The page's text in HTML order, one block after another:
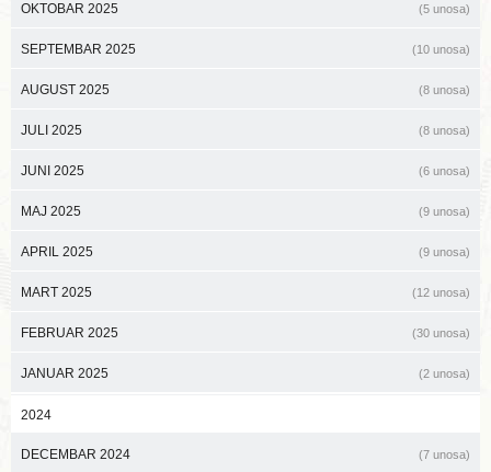
OKTOBAR 2025 (5 unosa)
SEPTEMBAR 2025 (10 unosa)
AUGUST 2025 (8 unosa)
JULI 2025 (8 unosa)
JUNI 2025 (6 unosa)
MAJ 2025 (9 unosa)
APRIL 2025 (9 unosa)
MART 2025 (12 unosa)
FEBRUAR 2025 (30 unosa)
JANUAR 2025 (2 unosa)
2024
DECEMBAR 2024 (7 unosa)